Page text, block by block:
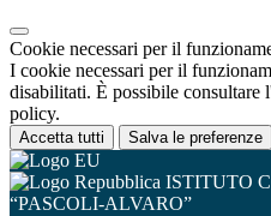
Cookie necessari per il
I cookie necessari per il
disabilitati. È possibile consultare
policy.
Accetta tutti Salva le preferenze
ISTITUTO
“PASCOLI-ALVARO”